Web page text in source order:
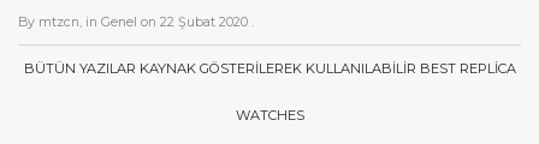
By mtzcn , in Genel on 22 Şubat 2020
BÜTÜN YAZILAR KAYNAK GÖSTERILEREK KULLANILABILIR BEST REPLICA
WATCHES